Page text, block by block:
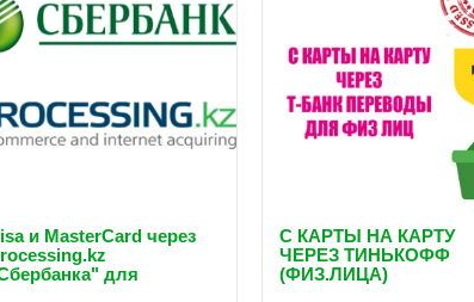
и MasterCard через
для
С КАРТЫ НА КАРТУ
ЧЕРЕЗ ТИНЬКОФФ
(ФИЗ.ЛИЦА)